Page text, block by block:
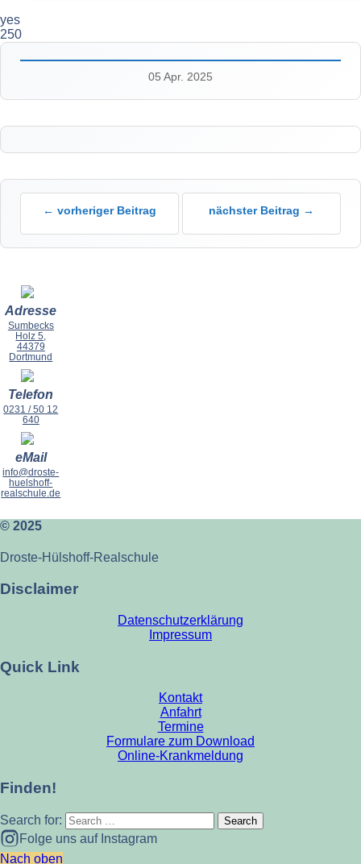
yes
250
05 Apr. 2025
← vorheriger Beitrag nächster Beitrag →
Adresse
Sumbecks
Holz 5,
44379
Dortmund
Telefon
0231 / 50 12
640
eMail
info@droste-
huelshoff-
realschule.de
© 2025
Droste-Hülshoff-Realschule
Disclaimer
Datenschutzerklärung
Impressum
Quick Link
Kontakt
Anfahrt
Termine
Formulare zum Download
Online-Krankmeldung
Finden!
Search for:
Folge uns auf Instagram
Nach oben